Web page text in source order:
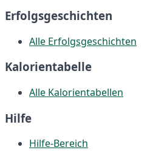
Erfolgsgeschichten
Alle Erfolgsgeschichten
Kalorientabelle
Alle Kalorientabellen
Hilfe
Hilfe-Bereich